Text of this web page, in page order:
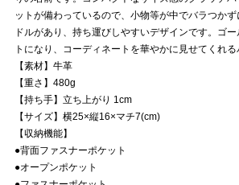
ットが備わっているので、小物等が中でバラつか
ドルがあり、持ち運びしやすいデザインです。ゴ
トになり、コーディネートを華やかに見せてくれる
【素材】牛革
【重さ】480g
【持ち手】立ち上がり 1cm
【サイズ】横25×縦16×マチ7(cm)
【収納機能】
●背面ファスナーポケット
●オープンポケット